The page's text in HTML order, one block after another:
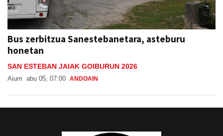
Bus zerbitzua Sanestebanetara, asteburu
honetan
SAN ESTEBAN JAIAK GOIBURUN 2026
Aiurri abu 05, 07:00 ANDOAIN